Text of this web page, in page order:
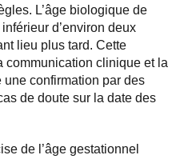
L’âge biologique de
d’environ deux
lieu plus tard. Cette
communication clinique et la
confirmation par des
de doute sur la date des
de l’âge gestationnel